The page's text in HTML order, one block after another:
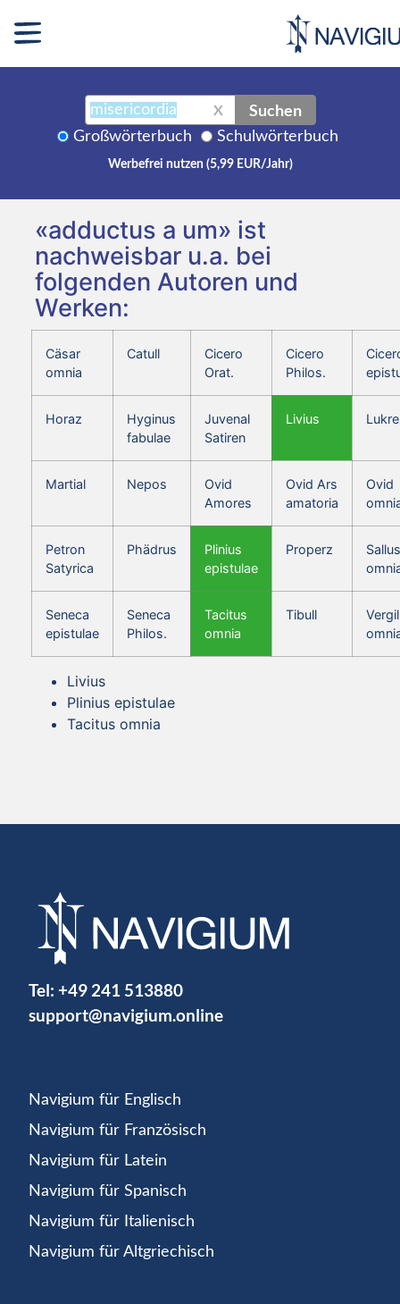
X Suchen
Großwörterbuch Schulwörterbuch
Werbefrei nutzen (5,99 EUR/Jahr)
«adductus a um» ist
nachweisbar u.a. bei
folgenden Autoren und
Werken:
Cäsar
omnia
Catull
Cicero
Orat.
Cicero
Philos.
Horaz
Hyginus
fabulae
Juvenal
Satiren
Livius
Martial Nepos
Ovid
Amores
Ovid Ars
amatoria
Ovid
Petron
Satyrica
Phädrus
Plinius
epistulae
Properz
Seneca
epistulae
Seneca
Philos.
Tacitus
omnia
Tibull
Vergil
Livius
Plinius epistulae
Tacitus omnia
Tel: +49 241 513880
support@navigium.online
Navigium für Englisch
Navigium für Französisch
Navigium für Latein
Navigium für Spanisch
Navigium für Italienisch
Navigium für Altgriechisch